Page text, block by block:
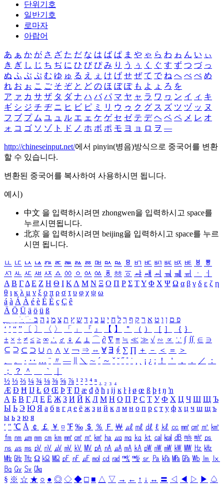
단위기호
일반기호
로마자
아랍어
あ ぁ か が さ ざ た だ な は ば ぱ ま や ゃ ら わ ゎ ん い ぃ
き ぎ し じ ち ぢ に ひ び ぴ み り う ぅ く ぐ す ず つ づ っ
ぬ ふ ぶ ぷ む ゆ ゅ る え ぇ け げ せ ぜ て で ね へ べ ぺ め
れ お ぉ こ ご そ ぞ と ど の ほ ぼ ぽ も よ ょ ろ を
ア ァ カ サ ザ タ ダ ナ ハ バ パ マ ヤ ャ ラ ワ ヮ ン イ ィ キ
ギ シ ジ チ ヂ ニ ヒ ビ ピ ミ リ ウ ゥ ク グ ス ズ ツ ヅ ッ ヌ
フ ブ プ ム ユ ュ ル エ ェ ケ ゲ セ ゼ テ デ ヘ ベ ペ メ レ オ
ォ コ ゴ ソ ゾ ト ド ノ ホ ボ ポ モ ヨ ョ ロ ヲ ―
http://chineseinput.net/에서 pinyin(병음)방식으로 중국어를 변환
할 수 있습니다.
변환된 중국어를 복사하여 사용하시면 됩니다.
예시)
中文 을 입력하시려면 zhongwen을 입력하시고 space를
누르시면됩니다.
北京 을 입력하시려면 beijing을 입력하시고 space를 누르
시면 됩니다.
ㅥ ㅦ ㅧ ㅨ ㅩ ㅪ ㅫ ㅬ ㅭ ㅮ ㅯ ㅰ ㅱ ㅲ ㅳ ㅴ ㅵ ㅶ ㅷ ㅸ
ㅹ
ㅺ ㅻ ㅼ ㅽ ㅾ ㅿ ㆀ ㆁ ㆂ ㆃ ㆄ ㆅ ㆆ ㆇ ㆈ ㆉ ㆊ ㆋ ㆌ ㆍ
ㆎ
Α Β ΓΔ Ε Ζ Η Θ Ι ΚΛ Μ Ν Ξ Ο Π Ρ Σ ΤΥ Φ Χ Ψ Ω α β γ δ ε ζ η
θ ι κ λ μ ν ξ ο π ρ σ τ υ φ χ ψ ω
á à Á À é è É È ç Ç ê
Ä Ö Ü ä ö ü ß
ִֶֹ ֻּ ׁׂ פ ם ן ו ט א ר ק ף ך ל ח י ע כ ג ד ש ץ ת צ מ נ ה ב
‘ ’ “ ” 〔 〕 〈 〉 「 」 『 』 【 】 ＂ （ ） ［ ］ ｛ ｝
± × ÷ ≠ ≤ ≥ ∞ ∴ ♂ ♀ ∠ ⊥ ⌒ ∂ ∇ ≡ ≒ ≪ ≫ √ ∽ ∝ ∵ ∫ ∬ ∈ ∋
⊆ ⊇ ⊂ ⊃ ∪ ∩ ∧ ∨ ￢ ⇒ ⇔ ∀ ∃ ∮ ∑ ∏ ＋ － ＜ ＝
＞
、
。 · ‥ … ¨ 〃 ― ＼ ∼ ´ ～ ˇ ˘ ˝ ˚ ˙ ¸ ¡ ¿ ː ！ ＇ ， ． ／
：
；
？ ＾ ｀
½ ⅓ ⅔ ¼ ¾ ⅛ ⅜ ⅝ ⅞ ¹ ² ³ ⁴ ⁿ ₁ ₂ ₃ ₄
Æ Ð Ħ Ĳ Ł Ø Œ Þ Ŧ Ŋ æ đ ð ħ ı ĳ ĸ ŀ ł ø œ ß þ ŧ ŋ ŉ
А Б В Г Д Е Ё Ж З И Й К Л М Н О П Р С Т У Ф Х Ц Ч Ш Щ Ъ
Ы Ь Э Ю Я а б в г д е ё ж з и й к л м н о п р с т у ф х ц ч ш щ ъ
ы ь э ю я
′ ″ ℃ Å ￠ ￡ ￥ ¤ ℉ ‰ ＄ ％ Ｆ ￦ ㎕ ㎖ ㎗ ℓ ㎘ ㏄ ㎣ ㎤ ㎥ ㎦
㎙ ㎚ ㎛ ㎜ ㎝ ㎞ ㎟ ㎠ ㎡ ㎢ ㏊ ㎍ ㎎ ㎏ ㏏ ㎈ ㎉ ㏈ ㎧ ㎨ ㎰
㎱ ㎲ ㎳ ㎴ ㎵ ㎶ ㎷ ㎸ ㎹ ㎀ ㎁ ㎂ ㎃ ㎄ ㎺ ㎻ ㎽ ㎾ ㎿ ㎐ ㎑
㎒ ㎓ ㎔ Ω ㏀ ㏁ ㎊ ㎋ ㎌ ㏖ ㏅ ㎭ ㎮ ㎯ ㏛ ㎩ ㎪ ㎫ ㎬ ㏝ ㏐
㏓
㏃ ㏉ ㏜ ㏆
§ ※ ☆ ★ ○ ● ◎ ◇ ◆ □ ■ △ ▽ → ← ↑ ↓ ↔ 〓 ◁ ◀ ▷ ▶ ♤